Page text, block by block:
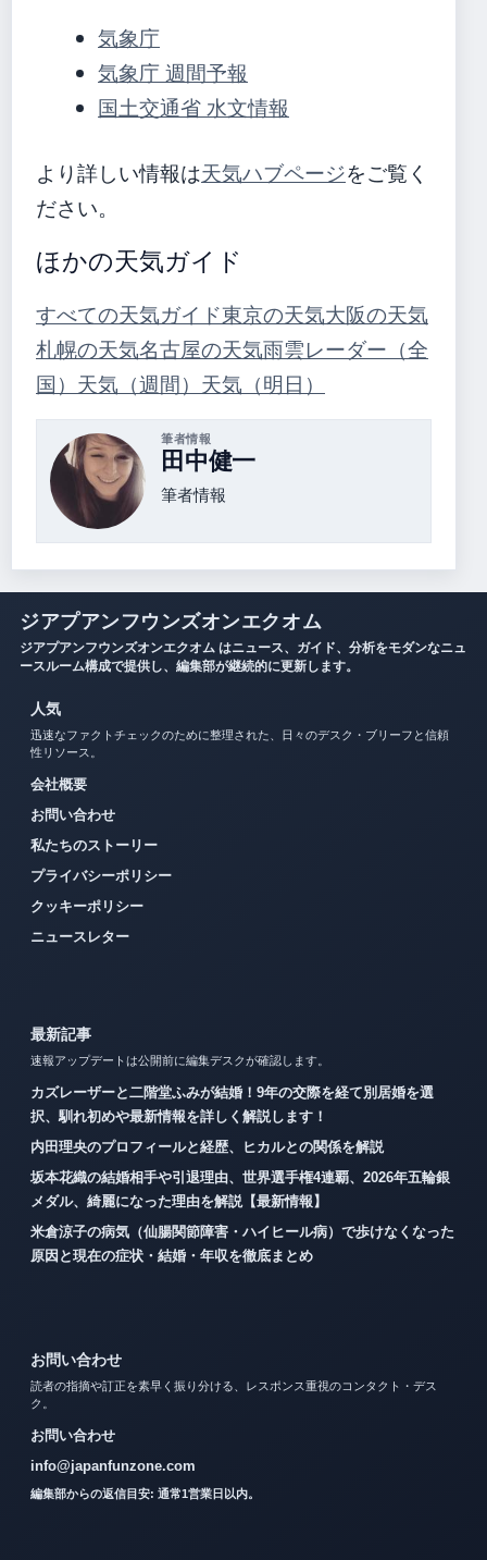
気象庁
気象庁 週間予報
国土交通省 水文情報
より詳しい情報は天気ハブページをご覧く
ださい。
ほかの天気ガイド
すべての天気ガイド東京の天気大阪の天気
札幌の天気名古屋の天気雨雲レーダー（全
国） 天気（週間） 天気（明日）
筆者情報
田中健一
筆者情報
ジアプアンフウンズオンエクオム
ジアプアンフウンズオンエクオム はニュース、ガイド、分析をモダンなニュ
ースルーム構成で提供し、編集部が継続的に更新します。
人気
迅速なファクトチェックのために整理された、日々のデスク・ブリーフと信頼
性リソース。
会社概要
お問い合わせ
私たちのストーリー
プライバシーポリシー
クッキーポリシー
ニュースレター
最新記事
速報アップデートは公開前に編集デスクが確認します。
カズレーザーと二階堂ふみが結婚！9年の交際を経て別居婚を選
択、馴れ初めや最新情報を詳しく解説します！
内田理央のプロフィールと経歴、ヒカルとの関係を解説
坂本花織の結婚相手や引退理由、世界選手権4連覇、2026年五輪銀
メダル、綺麗になった理由を解説【最新情報】
米倉涼子の病気（仙腸関節障害・ハイヒール病）で歩けなくなった
原因と現在の症状・結婚・年収を徹底まとめ
お問い合わせ
読者の指摘や訂正を素早く振り分ける、レスポンス重視のコンタクト・デス
ク。
お問い合わせ
info@japanfunzone.com
編集部からの返信目安: 通常1営業日以内。